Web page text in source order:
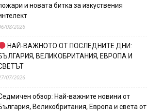
и новата битка за изкуствения
08/2026
НАЙ-ВАЖНОТО ОТ ПОСЛЕДНИТЕ ДНИ:
ВЕЛИКОБРИТАНИЯ, ЕВРОПА И
07/2026
обзор: Най-важните новини от
Великобритания, Европа и света от